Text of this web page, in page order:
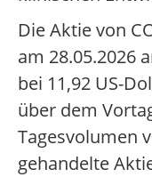
Die Aktie von
am 28.05.2026
bei 11,92 US-
über dem
Tagesvolumen
gehandelte